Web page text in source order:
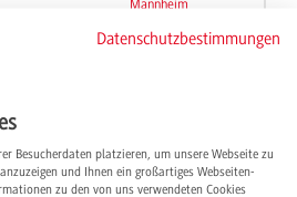
Mannheim
Friedberg
GmbH
Mannheim
Mannheim
Datenschutzbestimmungen
Besucherdaten platzieren, um unsere Webseite zu
und Ihnen ein großartiges Webseiten-
zu den von uns verwendeten Cookies